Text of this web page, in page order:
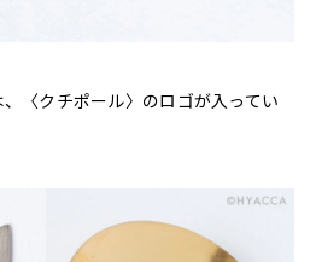
〈クチポール〉のロゴが入ってい